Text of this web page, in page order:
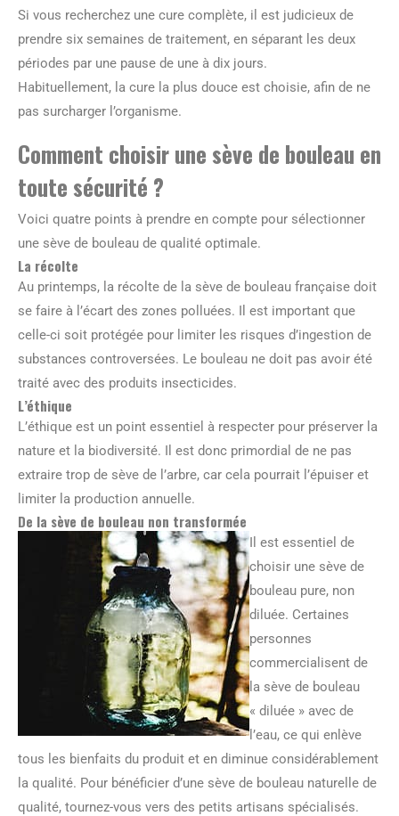
Si vous recherchez une cure complète, il est judicieux de
prendre six semaines de traitement, en séparant les deux
périodes par une pause de une à dix jours.
Habituellement, la cure la plus douce est choisie, afin de ne
pas surcharger l’organisme.
Comment choisir une sève de bouleau en
toute sécurité ?
Voici quatre points à prendre en compte pour sélectionner
une sève de bouleau de qualité optimale.
La récolte
Au printemps, la récolte de la sève de bouleau française doit
se faire à l’écart des zones polluées. Il est important que
celle-ci soit protégée pour limiter les risques d’ingestion de
substances controversées. Le bouleau ne doit pas avoir été
traité avec des produits insecticides.
L’éthique
L’éthique est un point essentiel à respecter pour préserver la
nature et la biodiversité. Il est donc primordial de ne pas
extraire trop de sève de l’arbre, car cela pourrait l’épuiser et
limiter la production annuelle.
De la sève de bouleau non transformée
Il est essentiel de
choisir une sève de
bouleau pure, non
diluée. Certaines
personnes
commercialisent de
la sève de bouleau
« diluée » avec de
l’eau, ce qui enlève
tous les bienfaits du produit et en diminue considérablement
la qualité. Pour bénéficier d’une sève de bouleau naturelle de
qualité, tournez-vous vers des petits artisans spécialisés.